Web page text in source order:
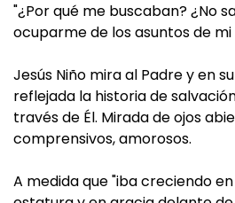
"¿Por qué me buscaban? ¿No
ocuparme de los asuntos de mi
Jesús Niño mira al Padre y en
reflejada la historia de
través de Él. Mirada de ojos
comprensivos, amorosos.
A medida que "iba creciendo